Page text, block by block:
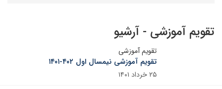
تقویم آموزشی - آرشیو
تقویم آموزشی
تقویم آموزشی نیمسال اول ۴۰۲-۱۴۰۱
۲۵ خرداد ۱۴۰۱